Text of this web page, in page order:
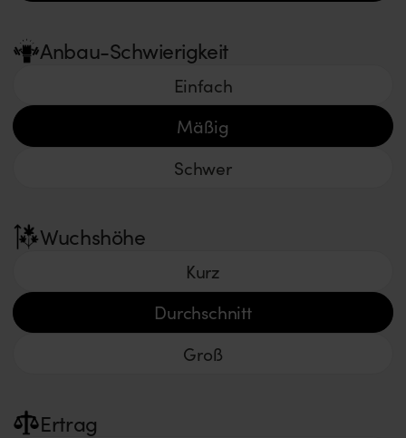
Anbau-Schwierigkeit
Einfach
Mäßig
Schwer
Wuchshöhe
Kurz
Durchschnitt
Groß
Ertrag